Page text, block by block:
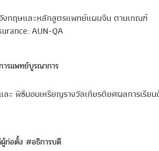
งกฤษและหลักสูตรแพทย์แผนจีน ตามเกณฑ์
AUN-QA
ารแพทย์บูรณาการ
ะ พิธีมอบเหรียญรางวัลเกียรติยศผลการเรียน
ก่อตั้ง #อธิการบดี